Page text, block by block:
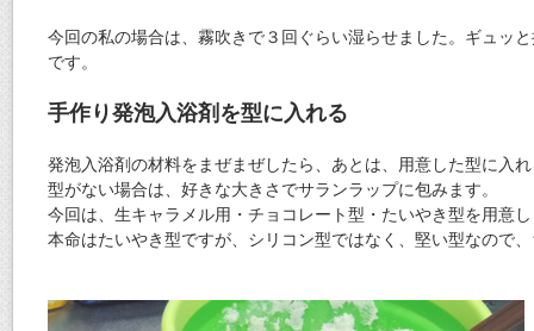
今回の私の場合は、霧吹きで３回ぐらい湿らせました。ギュッ
です。
手作り発泡入浴剤を型に入れる
発泡入浴剤の材料をまぜまぜしたら、あとは、用意した型に入
型がない場合は、好きな大きさでサランラップに包みます。
今回は、生キャラメル用・チョコレート型・たいやき型を用意
本命はたいやき型ですが、シリコン型ではなく、堅い型なので